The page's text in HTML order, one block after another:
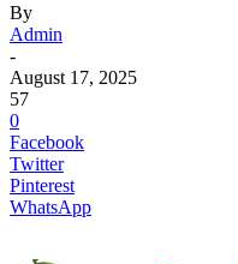
By
Admin
-
August 17, 2025
57
0
Facebook
Twitter
Pinterest
WhatsApp